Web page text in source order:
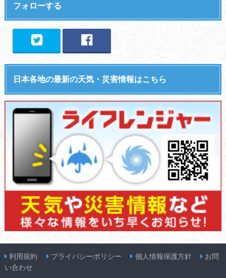
フォローする
日本各地の最新の天気・災害情報はこちら
利用規約 プライバシーポリシー 個人情報保護方針
お問
い合わせ